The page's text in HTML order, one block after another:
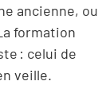
ancienne, ou
formation
: celui de
veille.